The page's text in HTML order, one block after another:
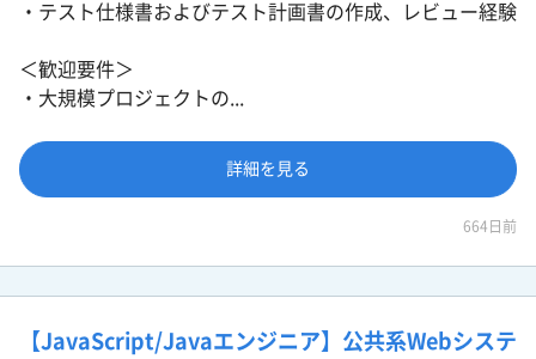
・テスト仕様書およびテスト計画書の作成、レビュー経験
＜歓迎要件＞
・大規模プロジェクトの...
詳細を見る
664日前
【JavaScript/Javaエンジニア】公共系Webシステ